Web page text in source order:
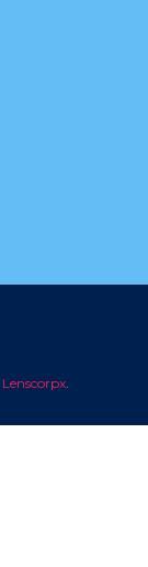
Lenscorpx